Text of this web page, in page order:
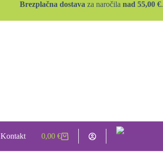
Brezplačna dostava za naročila nad 55,00 €.
Kontakt
Shopping
0,00€